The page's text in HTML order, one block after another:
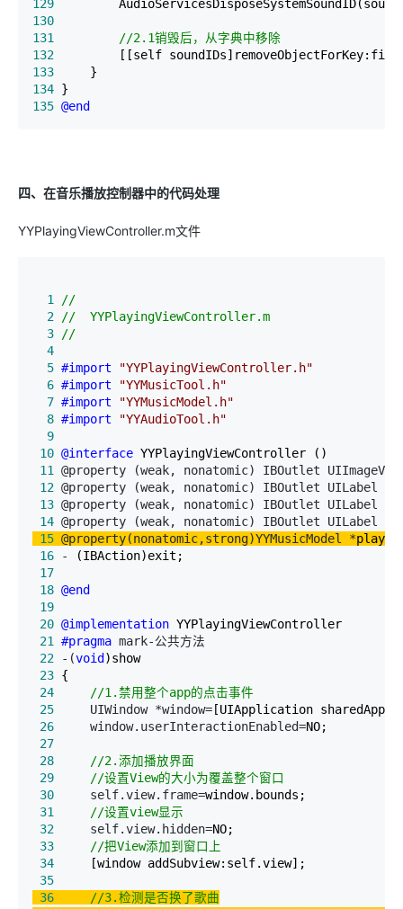
129
130
131
//2.1销毁后，从字典中移除
132
133
134
135 @end
四、在音乐播放控制器中的代码处理
YYPlayingViewController.m文件
  1
//
  2
//
  3
  4
  5
#import "YYPlayingViewController.h"
  6
#import "YYMusicTool.h"
  7
#import "YYMusicModel.h"
  8
#import "YYAudioTool.h"
  9
10 @interface
11
@property (weak, nonatomic) IBOutlet
12 @property (weak, nonatomic) IBOutlet UILabel *
13 @property (weak, nonatomic) IBOutlet UILabel *
14 @property (weak, nonatomic) IBOutlet UILabel *
15 @property(nonatomic,strong)YYMusicModel *
16 -
17
18 @end
19
20 @implementation
21
#pragma
22 -(void
23
24
//1.禁用整个app的点击事件
25
     UIWindow *window=
26
     window.userInteractionEnabled=
27
28
//
29
//设置View的大小为覆盖整个窗口
30
     self.view.frame=
31
//设置view显示
32
     self.view.hidden=
33
//把View添加到窗口上
34
35
36
//3.检测是否换了歌曲